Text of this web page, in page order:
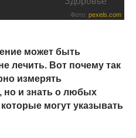
Фото: pexels.com
может быть
лечить. Вот почему так
измерять
но и знать о любых
могут указывать